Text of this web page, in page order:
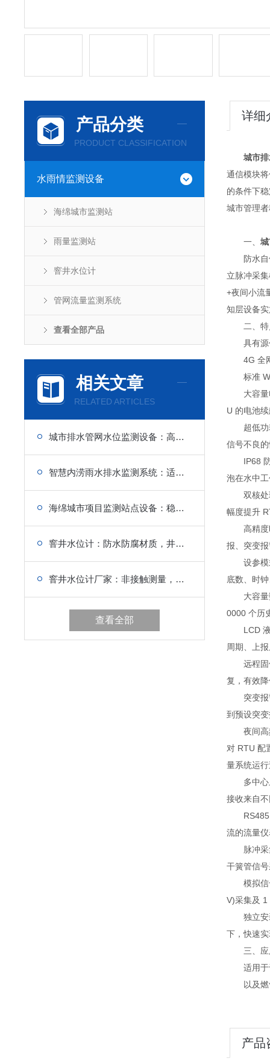
产品分类
PRODUCT CLASSIFICATION
水雨情监测设备
海绵城市监测站
雨量监测站
窨井水位计
管网流量监测系统
查看全部产品
相关文章
RELATED ARTICLES
城市排水管网水位监测设备：高防护等级壳体，耐潮湿腐蚀
智慧内涝雨水排水监测系统：适配老旧管网改造，点位灵活布设
海绵城市项目监测站点设备：稳定可靠运行，降低后期运维压力
窨井水位计：防水防腐材质，井下长期使用，寿命更长
窨井水位计厂家：非接触测量，不堵塞不淤积，维护量低
查看全部
详细
城市
通信模块
的条件下
城市管理
一、
防水自供
立脉冲采
+夜间小流
知层设备
二、特
具有源代
4G 全网
标准
大容量电
U 的电池
超低功耗
信号不良
IP68 防
泡在水中
双核处理
幅度提升
高精度时
报、突变
设参模式
底数、时
大容量数
0000 个历
LCD 液
周期、上
远程固件
复，有效
突变报警
到预设突
夜间高频
对 RTU 配
量系统运
多中心上
接收来自
RS485
流的流量
脉冲采集
干簧管信
模拟信号
V)采集及 1
独立安装
下，快速
三、应
适用于于
以及燃气
产品